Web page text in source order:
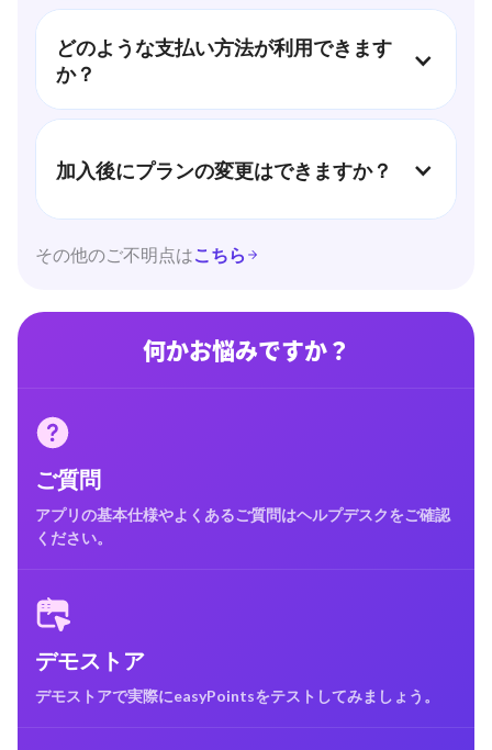
1ポイント以上保有中で、有効期限に設定された期間内
でお誕生日以外の特典や注文による獲得などのアクシ
ョンがあったお客様です。
どのような支払い方法が利用できます
か？
Visa、MasterCard、American Expressなどの主要クレ
なお支払いの際にはご希望に応じて口座振込での対応
も可能です。
加入後にプランの変更はできますか？
可能です。変更後はShopifyとeasyPointsの規約に基づ
その他のご不明点はこちら
何かお悩みですか？
ご質問
アプリの基本仕様やよくあるご質問はヘルプデスクをご確認
ください。
デモストア
デモストアで実際にeasyPointsをテストしてみましょう。